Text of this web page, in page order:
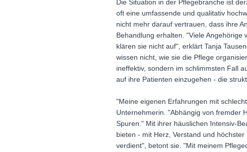
Die Situation in der Pflegebranche ist
oft eine umfassende und qualitativ
nicht mehr darauf vertrauen, dass ihre
Behandlung erhalten. "Viele
klären sie nicht auf", erklärt Tanja
wissen nicht, wie sie die Pflege
ineffektiv, sondern im schlimmsten Fall
auf ihre Patienten einzugehen - die
"Meine eigenen Erfahrungen mit
Unternehmerin. "Abhängig von fremder
Spuren." Mit ihrer häuslichen Intensiv-
bieten - mit Herz, Verstand und
verdient", betont sie. "Mit meinem